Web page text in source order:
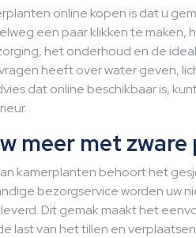
online kopen is dat u
een paar klikken te
het onderhoud en de
heeft over water geven,
dat online beschikbaar is,
meer met
kamerplanten behoort het
bezorgservice worden uw
Dit gemak maakt het
last van het tillen en